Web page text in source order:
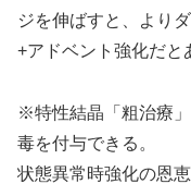
ジを伸ばすと、より
+アドベント強化だと
※特性結晶「粗治療
毒を付与できる。
状態異常時強化の恩